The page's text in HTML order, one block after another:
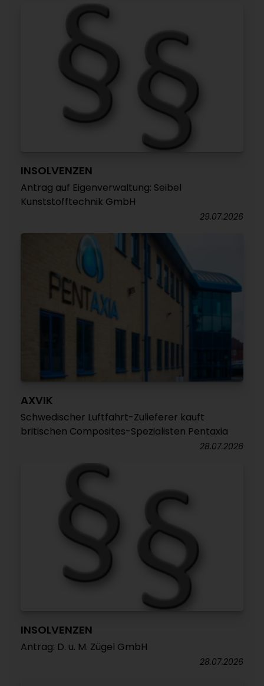
INSOLVENZEN
Antrag auf Eigenverwaltung: Seibel
Kunststofftechnik GmbH
29.07.2026
AXVIK
Schwedischer Luftfahrt-Zulieferer kauft
britischen Composites-Spezialisten Pentaxia
28.07.2026
INSOLVENZEN
Antrag: D. u. M. Zügel GmbH
28.07.2026